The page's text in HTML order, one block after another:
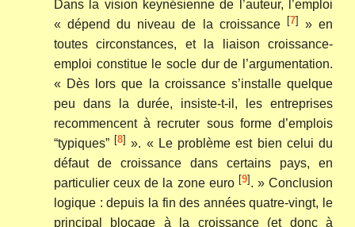
Dans la vision keynésienne de l’auteur, l’emploi
« dépend du niveau de la croissance [7] » en
toutes circonstances, et la liaison croissance-
emploi constitue le socle dur de l’argumentation.
« Dès lors que la croissance s’installe quelque
peu dans la durée, insiste-t-il, les entreprises
recommencent à recruter sous forme d’emplois
“typiques” [8] ». « Le problème est bien celui du
défaut de croissance dans certains pays, en
particulier ceux de la zone euro [9]. » Conclusion
logique : depuis la fin des années quatre-vingt, le
principal blocage à la croissance (et donc à